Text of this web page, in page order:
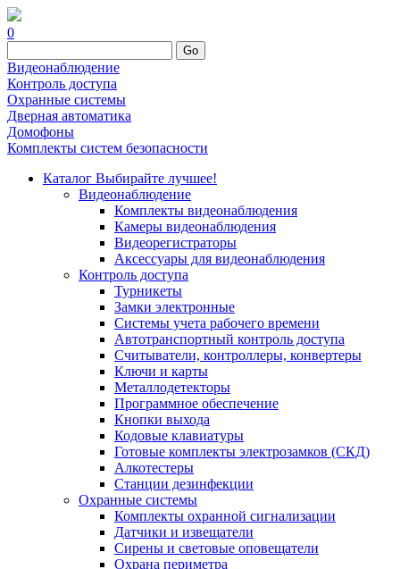
0
Go
Видеонаблюдение
Контроль доступа
Охранные системы
Дверная автоматика
Домофоны
Комплекты систем безопасности
Каталог Выбирайте лучшее!
Видеонаблюдение
Комплекты видеонаблюдения
Камеры видеонаблюдения
Видеорегистраторы
Аксессуары для видеонаблюдения
Контроль доступа
Турникеты
Замки электронные
Системы учета рабочего времени
Автотранспортный контроль доступа
Считыватели, контроллеры, конвертеры
Ключи и карты
Металлодетекторы
Программное обеспечение
Кнопки выхода
Кодовые клавиатуры
Готовые комплекты электрозамков (СКД)
Алкотестеры
Станции дезинфекции
Охранные системы
Комплекты охранной сигнализации
Датчики и извещатели
Сирены и световые оповещатели
Охрана периметра